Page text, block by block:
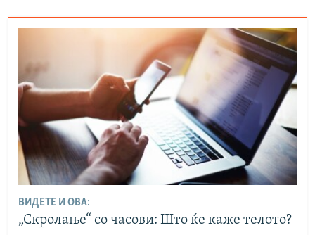
ВИДЕТЕ И ОВА:
„Скролање“ со часови: Што ќе каже телото?